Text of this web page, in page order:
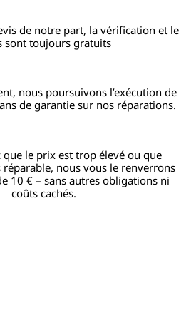
de notre part, la vérification et le
sont toujours gratuits
nous poursuivons l’exécution de
de garantie sur nos réparations.
que le prix est trop élevé ou que
réparable, nous vous le renverrons
10 € – sans autres obligations ni
coûts cachés.